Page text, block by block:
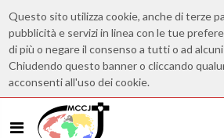
Questo sito utilizza cookie, anche di terze
pubblicità e servizi in linea con le tue
di più o negare il consenso a tutti o ad
Chiudendo questo banner o cliccando
acconsenti all'uso dei cookie.